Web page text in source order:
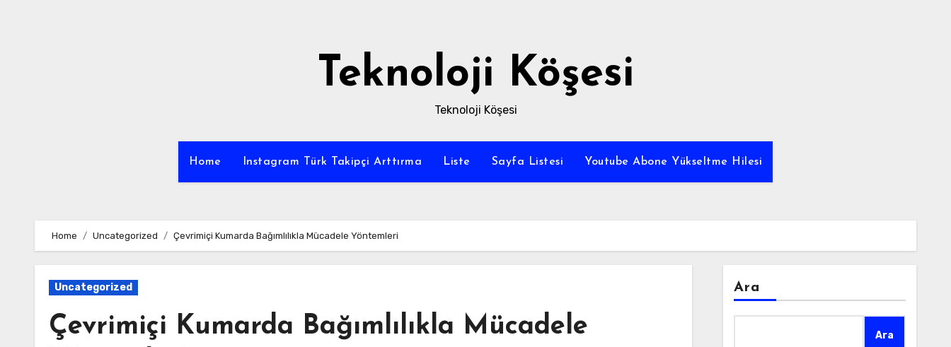
Teknoloji Köşesi
Teknoloji Köşesi
Home Instagram Türk Takipçi Arttırma Liste Sayfa Listesi Youtube Abone Yükseltme Hilesi
Home Uncategorized Çevrimiçi Kumarda Bağımlılıkla Mücadele Yöntemleri
Uncategorized
Çevrimiçi Kumarda Bağımlılıkla Mücadele
Ara
Ara